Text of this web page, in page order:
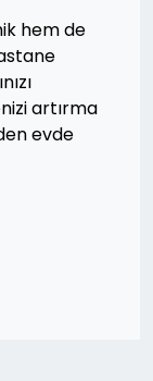
hem de
artırma
evde